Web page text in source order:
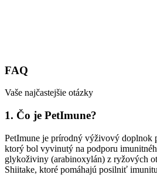
FAQ
Vaše najčastejšie otázky
1. Čo je PetImune?
PetImune je prírodný výživový doplnok
ktorý bol vyvinutý na podporu
glykoživiny (arabinoxylán) z ryžových
Shiitake, ktoré pomáhajú posilniť